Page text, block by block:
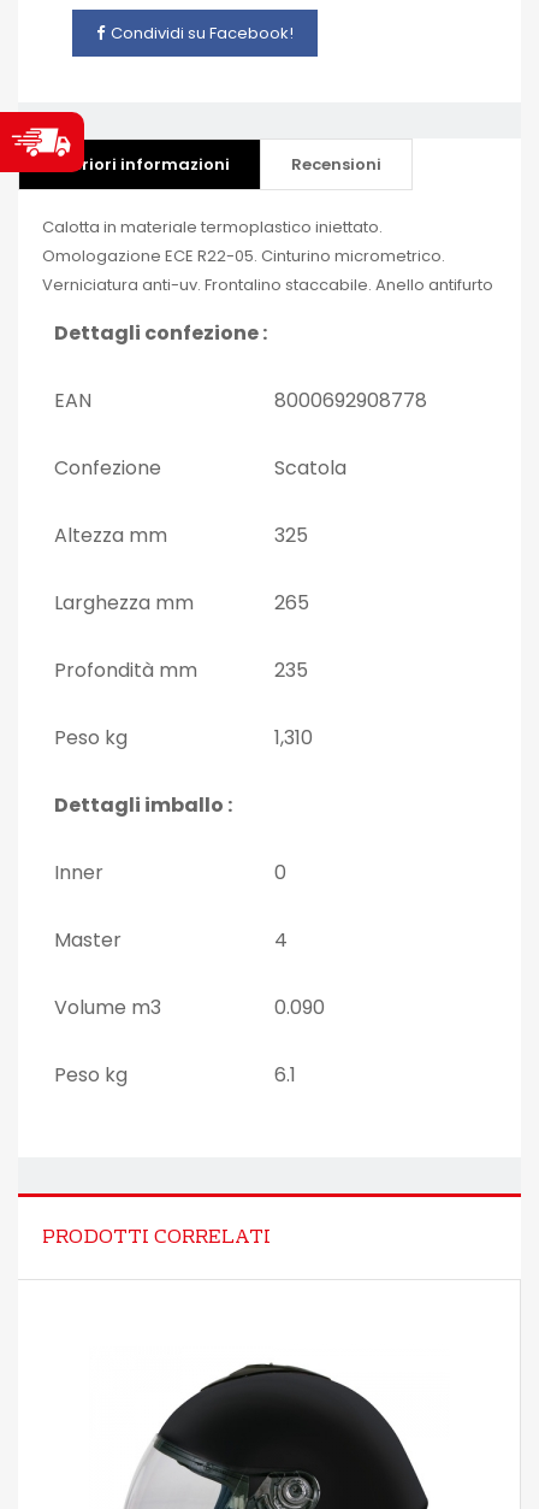
Condividi su Facebook!
Ulteriori informazioni Recensioni
Calotta in materiale termoplastico iniettato.
Omologazione ECE R22-05. Cinturino micrometrico.
Verniciatura anti-uv. Frontalino staccabile. Anello antifurto
Dettagli confezione :
EAN 8000692908778
Confezione Scatola
Altezza mm 325
Larghezza mm 265
Profondità mm 235
Peso kg 1,310
Dettagli imballo :
Inner 0
Master 4
Volume m3 0.090
Peso kg 6.1
PRODOTTI CORRELATI